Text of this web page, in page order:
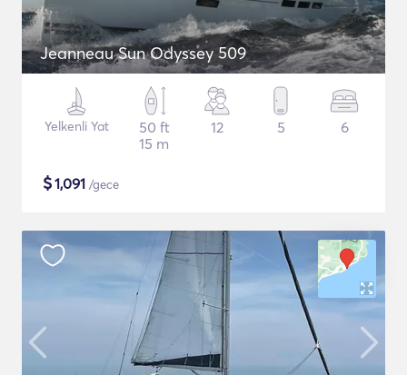
Jeanneau Sun Odyssey 509
Yelkenli Yat
50 ft
15 m
12 5 6
$1,091 /gece